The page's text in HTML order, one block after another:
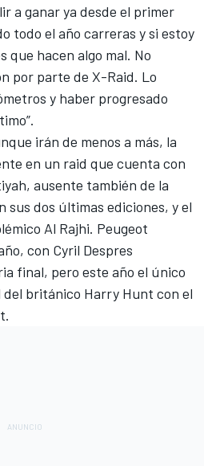
a ganar ya desde el primer
todo el año carreras y si estoy
que hacen algo mal. No
por parte de X-Raid. Lo
y haber progresado
irán de menos a más, la
en un raid que cuenta con
ausente también de la
sus dos últimas ediciones, y el
Al Rajhi. Peugeot
con Cyril Despres
final, pero este año el único
del británico Harry Hunt con el